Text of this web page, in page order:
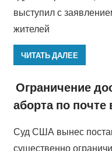
выступил с
жителей
ЧИТАТЬ ДАЛЕЕ
Ограничение
аборта по
Суд США вынес
существенно